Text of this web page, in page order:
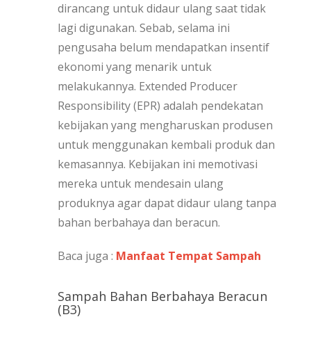
dirancang untuk didaur ulang saat tidak
lagi digunakan. Sebab, selama ini
pengusaha belum mendapatkan insentif
ekonomi yang menarik untuk
melakukannya. Extended Producer
Responsibility (EPR) adalah pendekatan
kebijakan yang mengharuskan produsen
untuk menggunakan kembali produk dan
kemasannya. Kebijakan ini memotivasi
mereka untuk mendesain ulang
produknya agar dapat didaur ulang tanpa
bahan berbahaya dan beracun.
Baca juga : Manfaat Tempat Sampah
Sampah Bahan Berbahaya Beracun
(B3)